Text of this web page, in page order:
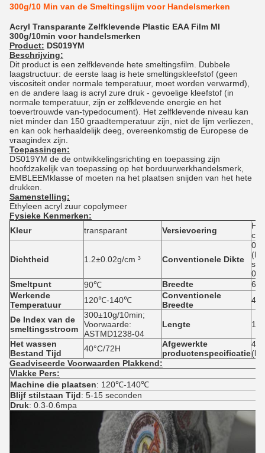
300g/10 Min van de Smeltingslijm voor Handelsmerken
Acryl Transparante Zelfklevende Plastic EAA Film MI
300g/10min voor handelsmerken
Product: DS019YM
Beschrijving:
Dit product is een zelfklevende hete smeltingsfilm. Dubbele
laagstructuur: de eerste laag is hete smeltingskleefstof (geen
viscositeit onder normale temperatuur, moet worden verwarmd),
en de andere laag is acryl zure druk - gevoelige kleefstof (in
normale temperatuur, zijn er zelfklevende energie en het
toevertrouwde van-typedocument). Het zelfklevende niveau kan
niet minder dan 150 graadtemperatuur zijn, niet de lijm verliezen,
en kan ook herhaaldelijk deeg, overeenkomstig de Europese de
vraagindex zijn.
Toepassingen:
DS019YM de de ontwikkelingsrichting en toepassing zijn
hoofdzakelijk van toepassing op het borduurwerkhandelsmerk,
EMBLEEMklasse of moeten na het plaatsen snijden van het hete
drukken.
Samenstelling:
Ethyleen acryl zuur copolymeer
Fysieke Kenmerken:
Kleur
transparant Versievoering
Dichtheid 1.2±0.02g/cm ³ Conventionele Dikte
Smeltpunt
90℃ Breedte
Werkende
Temperatuur
120℃-140℃
Conventionele
Breedte
De Index van de
smeltingsstroom
300±10g/10min;
Voorwaarde:
ASTMD1238-04
Lengte
Het wassen
Bestand Tijd
40°C/72H
Afgewerkte
productenspecificatie
Geadviseerde Voorwaarden Plakkend:
Vlakke Pers:
Machine die plaatsen: 120℃-140℃
Blijf stilstaan Tijd: 5-15 seconden
Druk: 0.3-0.6mpa